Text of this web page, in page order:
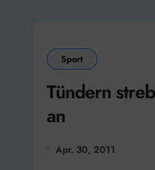
Sport
Tündern
an
Apr. 30, 2011